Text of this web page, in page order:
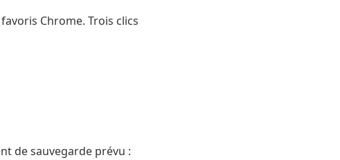
Chrome. Trois clics
de sauvegarde prévu :